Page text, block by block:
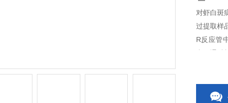
对虾白斑
过提取样
R反应管
中，通